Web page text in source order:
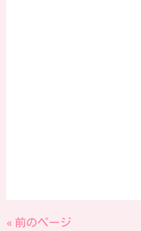
« 前のページ